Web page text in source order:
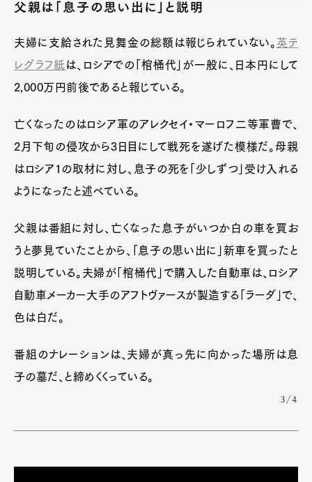
父親は「息子の思い出に」と説明
夫婦に支給された見舞金の総額は報じられていない。 英テ
レグラフ紙は、ロシアでの「棺桶代」が一般に、日本円にして
2,000万円前後であると報じている。
亡くなったのはロシア軍のアレクセイ・マーロフ二等軍曹で、
2月下旬の侵攻から3日目にして戦死を遂げた模様だ。母親
はロシア1の取材に対し、息子の死を「少しずつ」受け入れる
ようになったと述べている。
父親は番組に対し、亡くなった息子がいつか白の車を買お
うと夢見ていたことから、「息子の思い出に」新車を買ったと
説明している。夫婦が「棺桶代」で購入した自動車は、ロシア
自動車メーカー大手のアフトヴァースが製造する「ラーダ」で、
色は白だ。
番組のナレーションは、夫婦が真っ先に向かった場所は息
子の墓だ、と締めくくっている。
3/4